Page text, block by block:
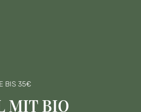
BIS 35€
MIT BIO